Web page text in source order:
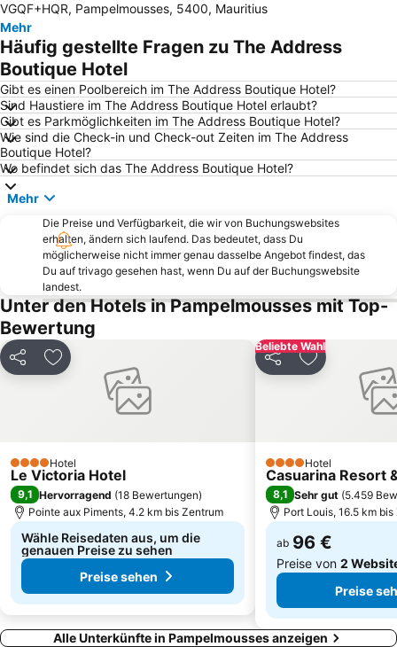
Coin de Mire
Ile des Deux Cocos
Naturhistorisches Museum Mauritius
Chinesenviertel
Voliers de l'ocean
VGQF+HQR, Pampelmousses, 5400, Mauritius
Mehr
Häufig gestellte Fragen zu The Address
Boutique Hotel
Gibt es einen Poolbereich im The Address Boutique Hotel?
Sind Haustiere im The Address Boutique Hotel erlaubt?
Gibt es Parkmöglichkeiten im The Address Boutique Hotel?
Wie sind die Check-in und Check-out Zeiten im The Address
Boutique Hotel?
Wo befindet sich das The Address Boutique Hotel?
Mehr
Die Preise und Verfügbarkeit, die wir von Buchungswebsites
erhalten, ändern sich laufend. Das bedeutet, dass Du
möglicherweise nicht immer genau dasselbe Angebot findest, das
Du auf trivago gesehen hast, wenn Du auf der Buchungswebsite
landest.
Unter den Hotels in Pampelmousses mit Top-
Bewertung
Teilen Zu Favoriten hinzufügen
4 SterneHotel
Le Victoria Hotel
9,1 Hervorragend (18 Bewertungen)
Pointe aux Piments, 4.2 km bis Zentrum
Wähle Reisedaten aus, um die
genauen Preise zu sehen
Preise sehen
Beliebte Wahl
Teilen Zu Favoriten
4 SterneHotel
Casuarina Resort
8,1 Sehr gut (5.459
Port Louis, 16.5 km
ab 96 €
Preise von 2
Preise
Alle Unterkünfte in Pampelmousses anzeigen